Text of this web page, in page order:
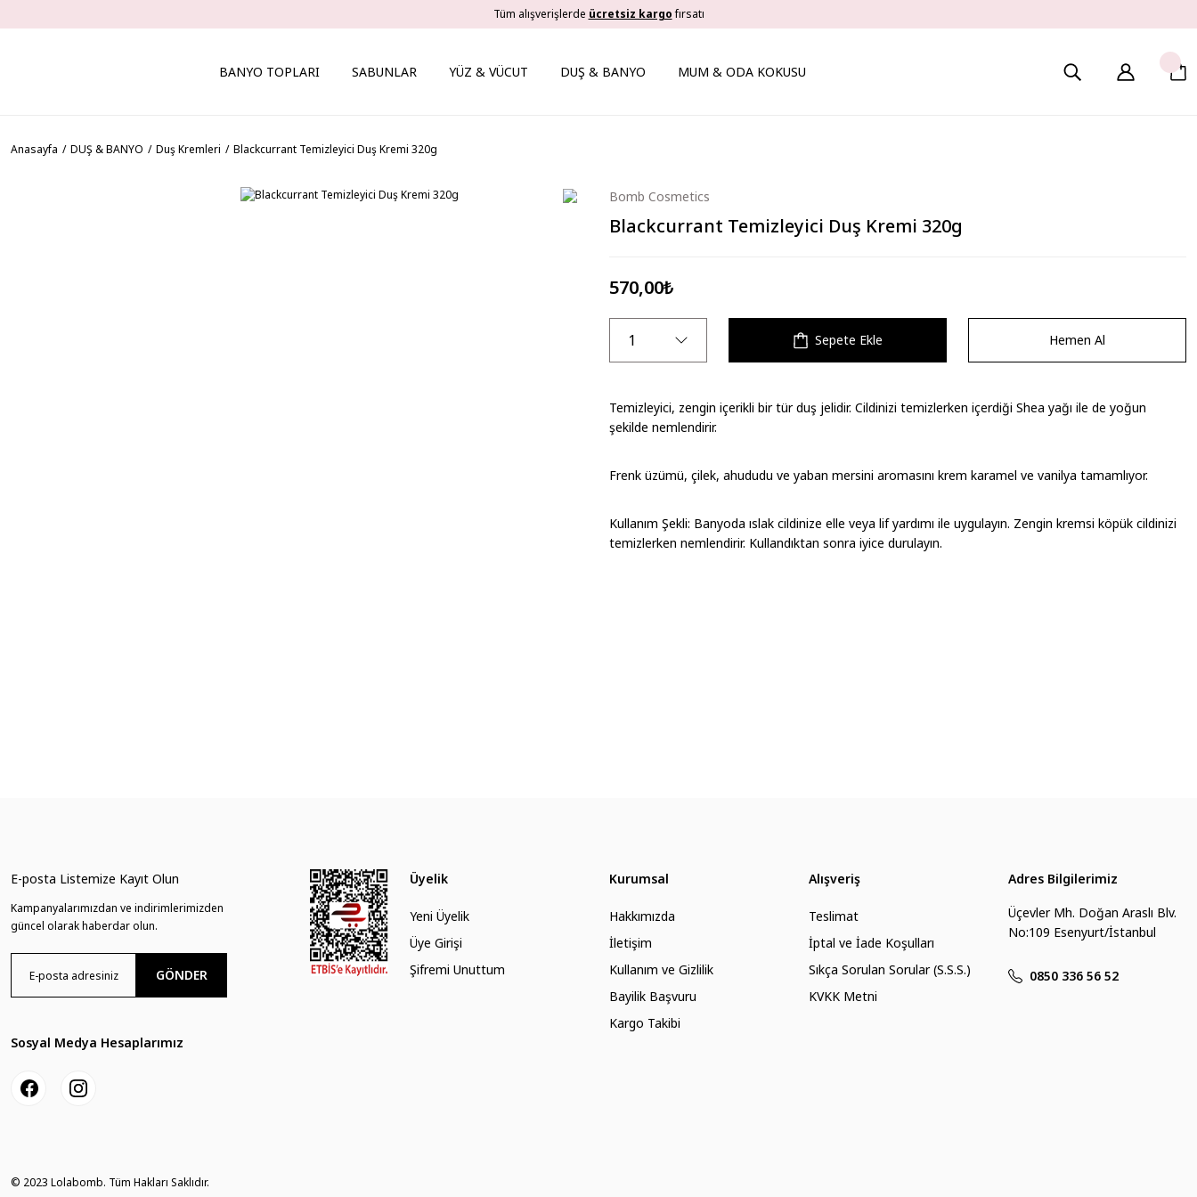
Tüm alışverişlerde ücretsiz kargofırsatı
BANYO TOPLARI SABUNLAR YÜZ & VÜCUT DUŞ & BANYO MUM & ODA KOKUSU
Anasayfa DUŞ & BANYO Duş Kremleri Blackcurrant Temizleyici Duş Kremi 320g
Bomb Cosmetics
Blackcurrant Temizleyici Duş Kremi 320g
570,00₺
Sepete Ekle Hemen Al
Temizleyici, zengin içerikli bir tür duş jelidir. Cildinizi temizlerken içerdiği Shea yağı ile de yoğun
şekilde nemlendirir.
Frenk üzümü, çilek, ahududu ve yaban mersini aromasını krem karamel ve vanilya tamamlıyor.
Kullanım Şekli: Banyoda ıslak cildinize elle veya lif yardımı ile uygulayın. Zengin kremsi köpük cildinizi
temizlerken nemlendirir. Kullandıktan sonra iyice durulayın.
Kullanım Şekli: Banyoda ıslak cildinize elle veya lif yardımı ile uygulayın. Zengin kremsi köpük cildinizi temizlerken nemlendirir. Kullandıktan sonra iyice durulayın.
E-posta Listemize Kayıt Olun
Kampanyalarımızdan ve indirimlerimizden
güncel olarak haberdar olun.
GÖNDER
Sosyal Medya Hesaplarımız
Üyelik
Yeni Üyelik
Üye Girişi
Şifremi Unuttum
Kurumsal
Hakkımızda
İletişim
Kullanım ve Gizlilik
Bayilik Başvuru
Kargo Takibi
Alışveriş
Teslimat
İptal ve İade Koşulları
Sıkça Sorulan Sorular (S.S.S.)
KVKK Metni
Adres Bilgilerimiz
Üçevler Mh. Doğan Araslı Blv.
No:109 Esenyurt/İstanbul
0850 336 56 52
© 2023 Lolabomb. Tüm Hakları Saklıdır.